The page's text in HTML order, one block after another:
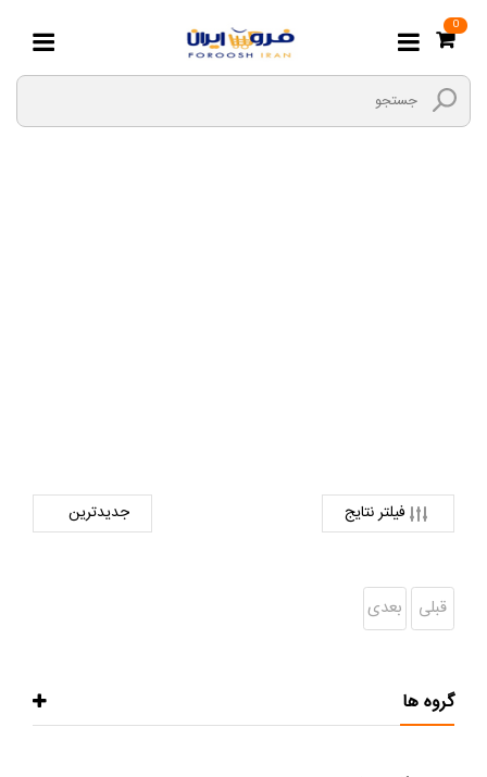
0
فیلتر نتایج
قبلی بعدی
گروه ها